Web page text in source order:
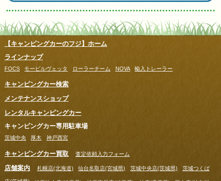
【キャンピングカーのフジ】ホーム
ラインナップ
FOCS モービルヴェッタ ローラーチーム NOVA 輸入トレーラー
キャンピングカー検索
メンテナンスショップ
レンタルキャンピングカー
キャンピングカー専用駐車場
茨城中央 厚木 神戸西宮
キャンピングカー買取 査定依頼入力フォーム
店舗案内 札幌店(北海道) 仙台名取店(宮城県) 茨城中央店(茨城県) 茨城つくば